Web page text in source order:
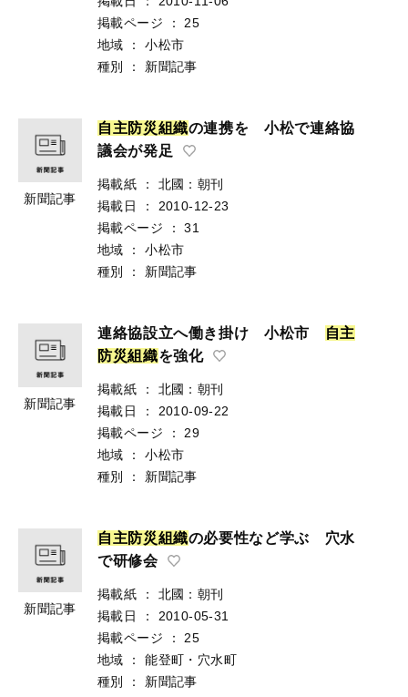
掲載ページ
：
25
地域
：
小松市
種別
： 新聞記事
新聞記事
自 主防災組織の連携を 小松で連絡協
議会が発足
掲載紙 ：
北國：朝刊
掲載日
：
2010-12-23
掲載ページ
：
31
地域
：
小松市
種別
： 新聞記事
新聞記事
連絡協設立へ働き掛け 小松市 自主
防災組 織を強化
掲載紙 ：
北國：朝刊
掲載日
：
2010-09-22
掲載ページ
：
29
地域
：
小松市
種別
： 新聞記事
新聞記事
自 主防災組織の必要性など学ぶ 穴水
で研修会
掲載紙 ：
北國：朝刊
掲載日
：
2010-05-31
掲載ページ
：
25
地域
：
能登町・穴水町
種別
： 新聞記事